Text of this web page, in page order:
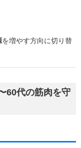
を増やす方向に切り替
60代の筋肉を守